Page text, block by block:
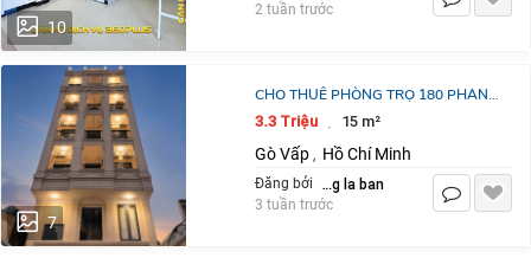
10
2 tuần trước
7
CHO THUÊ PHÒNG TRỌ 180 PHAN
HUY ÍCH, P12, GÒ VẤP.
3.3TR/15M2/THÁNG.
LH:0359203979
3.3 Triệu · 15 m²
Gò Vấp , Hồ Chí Minh
Đăng bởi dang la ban
3 tuần trước